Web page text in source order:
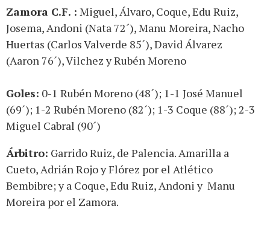
Zamora C.F. : Miguel, Álvaro, Coque, Edu Ruiz,
Josema, Andoni (Nata 72´), Manu Moreira, Nacho
Huertas (Carlos Valverde 85´), David Álvarez
(Aaron 76´), Vilchez y Rubén Moreno
Goles: 0-1 Rubén Moreno (48´); 1-1 José Manuel
(69´); 1-2 Rubén Moreno (82´); 1-3 Coque (88´); 2-3
Miguel Cabral (90´)
Árbitro: Garrido Ruiz, de Palencia. Amarilla a
Cueto, Adrián Rojo y Flórez por el Atlético
Bembibre; y a Coque, Edu Ruiz, Andoni y Manu
Moreira por el Zamora.